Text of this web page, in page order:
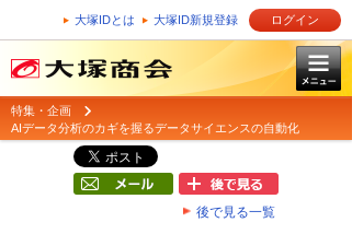
大塚IDとは 大塚ID新規登録 ログイン
特集・企画
AIデータ分析のカギを握るデータサイエンスの自動化
後で見る一覧